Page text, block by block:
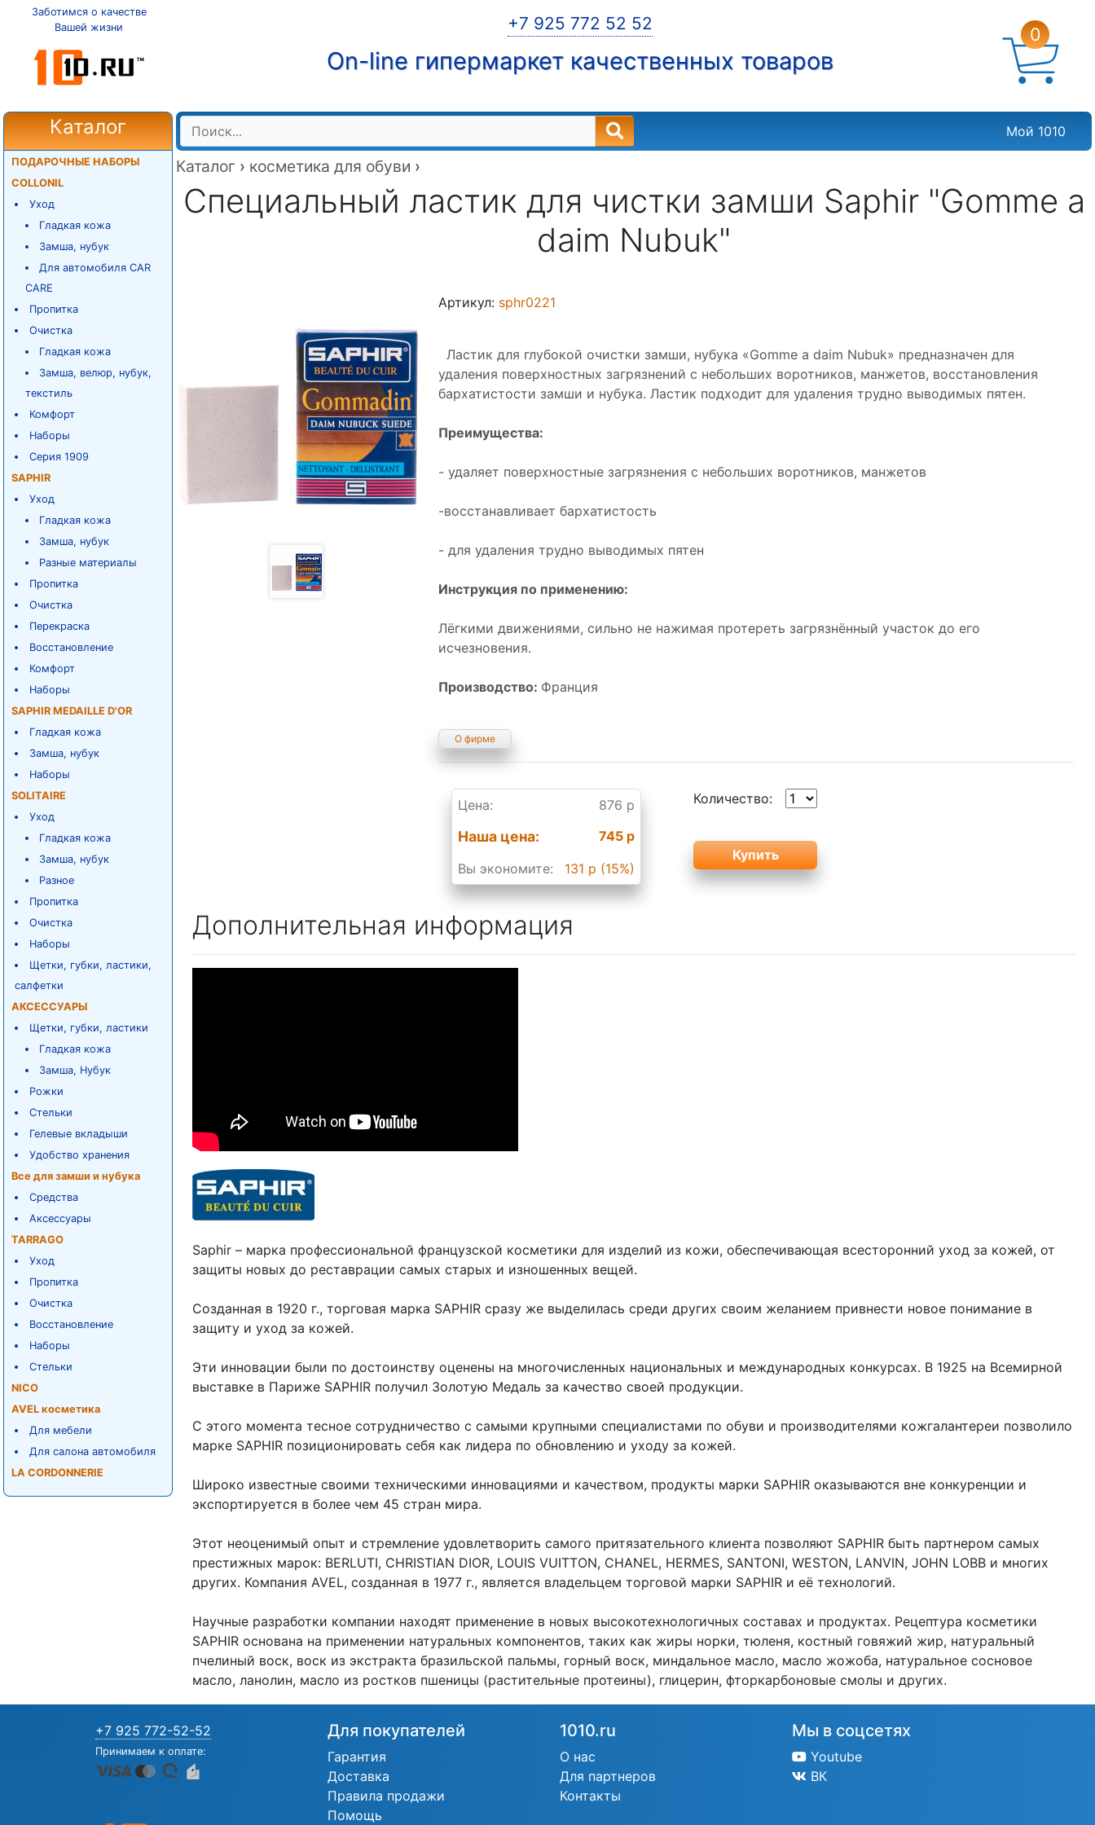
Заботимся о качестве
Вашей жизни
+7 925 772 52 52
On-line гипермаркет качественных товаров
0
Каталог
ПОДАРОЧНЫЕ НАБОРЫ
COLLONIL
Уход
Гладкая кожа
Замша, нубук
Для автомобиля CAR
CARE
Пропитка
Очистка
Гладкая кожа
Замша, велюр, нубук,
текстиль
Комфорт
Наборы
Серия 1909
SAPHIR
Уход
Гладкая кожа
Замша, нубук
Разные материалы
Пропитка
Очистка
Перекраска
Восстановление
Комфорт
Наборы
SAPHIR MEDAILLE D'OR
Гладкая кожа
Замша, нубук
Наборы
SOLITAIRE
Уход
Гладкая кожа
Замша, нубук
Разное
Пропитка
Очистка
Наборы
Щетки, губки, ластики,
салфетки
АКСЕССУАРЫ
Щетки, губки, ластики
Гладкая кожа
Замша, Нубук
Рожки
Стельки
Гелевые вкладыши
Удобство хранения
Все для замши и нубука
Средства
Аксессуары
TARRAGO
Уход
Пропитка
Очистка
Восстановление
Наборы
Стельки
NICO
AVEL косметика
Для мебели
Для салона автомобиля
LA CORDONNERIE
Мой 1010
Каталог › косметика для обуви ›
Специальный ластик для чистки замши Saphir "Gomme a
daim Nubuk"
Артикул: sphr0221
Ластик для глубокой очистки замши, нубука «Gomme a daim Nubuk» предназначен для
удаления поверхностных загрязнений с небольших воротников, манжетов, восстановления
бархатистости замши и нубука. Ластик подходит для удаления трудно выводимых пятен.
Преимущества:
- удаляет поверхностные загрязнения с небольших воротников, манжетов
-восстанавливает бархатистость
- для удаления трудно выводимых пятен
Инструкция по применению:
Лёгкими движениями, сильно не нажимая протереть загрязнённый участок до его
исчезновения.
Производство: Франция
О фирме
Цена: 876 р
Наша цена:
745 р
Вы экономите:
131 р (15%)
Количество:
Дополнительная информация
Saphir – марка профессиональной французской косметики для изделий из кожи, обеспечивающая всесторонний уход за кожей, от
защиты новых до реставрации самых старых и изношенных вещей.
Созданная в 1920 г., торговая марка SAPHIR сразу же выделилась среди других своим желанием привнести новое понимание в
защиту и уход за кожей.
Эти инновации были по достоинству оценены на многочисленных национальных и международных конкурсах. В 1925 на Всемирной
выставке в Париже SAPHIR получил Золотую Медаль за качество своей продукции.
С этого момента тесное сотрудничество с самыми крупными специалистами по обуви и производителями кожгалантереи позволило
марке SAPHIR позиционировать себя как лидера по обновлению и уходу за кожей.
Широко известные своими техническими инновациями и качеством, продукты марки SAPHIR оказываются вне конкуренции и
экспортируется в более чем 45 стран мира.
Этот неоценимый опыт и стремление удовлетворить самого притязательного клиента позволяют SAPHIR быть партнером самых
престижных марок: BERLUTI, CHRISTIAN DIOR, LOUIS VUITTON, CHANEL, HERMES, SANTONI, WESTON, LANVIN, JOHN LOBB и многих
других. Компания AVEL, созданная в 1977 г., является владельцем торговой марки SAPHIR и её технологий.
Научные разработки компании находят применение в новых высокотехнологичных составах и продуктах. Рецептура косметики
SAPHIR основана на применении натуральных компонентов, таких как жиры норки, тюленя, костный говяжий жир, натуральный
пчелиный воск, воск из экстракта бразильской пальмы, горный воск, миндальное масло, масло жожоба, натуральное сосновое
масло, ланолин, масло из ростков пшеницы (растительные протеины), глицерин, фторкарбоновые смолы и других.
+7 925 772-52-52
Принимаем к оплате:
Для покупателей
Гарантия
Доставка
Правила продажи
Помощь
1010.ru
О нас
Для партнеров
Контакты
Мы в соцсетях
Youtube
ВК